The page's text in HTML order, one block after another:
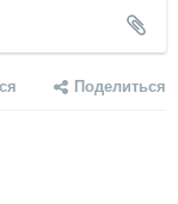
Поделиться